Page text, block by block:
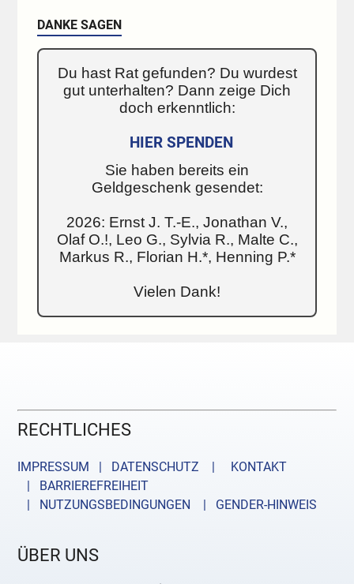
DANKE SAGEN
Du hast Rat gefunden? Du wurdest
gut unterhalten? Dann zeige Dich
doch erkenntlich:
HIER SPENDEN
Sie haben bereits ein
Geldgeschenk gesendet:
2026: Ernst J. T.-E., Jonathan V.,
Olaf O.!, Leo G., Sylvia R., Malte C.,
Markus R., Florian H.*, Henning P.*
Vielen Dank!
RECHTLICHES
IMPRESSUM | DATENSCHUTZ |
KONTAKT
| BARRIEREFREIHEIT
| NUTZUNGSBEDINGUNGEN
| GENDER-HINWEIS
ÜBER UNS